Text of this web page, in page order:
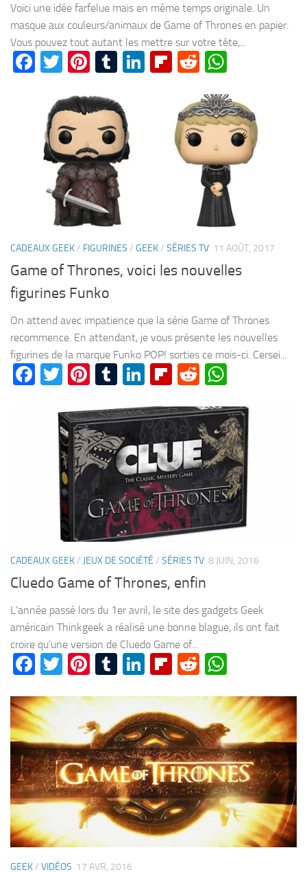
Voici une idée farfelue mais en même temps originale. Un
masque aux couleurs/animaux de Game of Thrones en papier.
Vous pouvez tout autant les mettre sur votre tête,...
Facebook
Twitter
Pinterest
Tumblr
LinkedIn
Flipboard
Reddit
CADEAUX GEEK/ FIGURINES / GEEK/ SÉRIES TV 11 AOÛT, 2017
Game of Thrones, voici les nouvelles
figurines Funko
On attend avec impatience que la série Game of Thrones
recommence. En attendant, je vous présente les nouvelles
figurines de la marque Funko POP! sorties ce mois-ci. Cersei...
Facebook
TwitterPinterest
TumblrLinkedIn
Flipboard
Reddit
CADEAUX GEEK/ JEUX DE SOCIÉTÉ / SÉRIES TV 8 JUIN, 2016
Cluedo Game of Thrones, enfin
L’année passé lors du 1er avril, le site des gadgets Geek
américain Thinkgeek a réalisé une bonne blague, ils ont fait
croire qu’une version de Cluedo Game of...
Facebook
TwitterPinterest
TumblrLinkedIn
Flipboard
Reddit
GEEK/ VIDÉOS 17 AVR, 2016